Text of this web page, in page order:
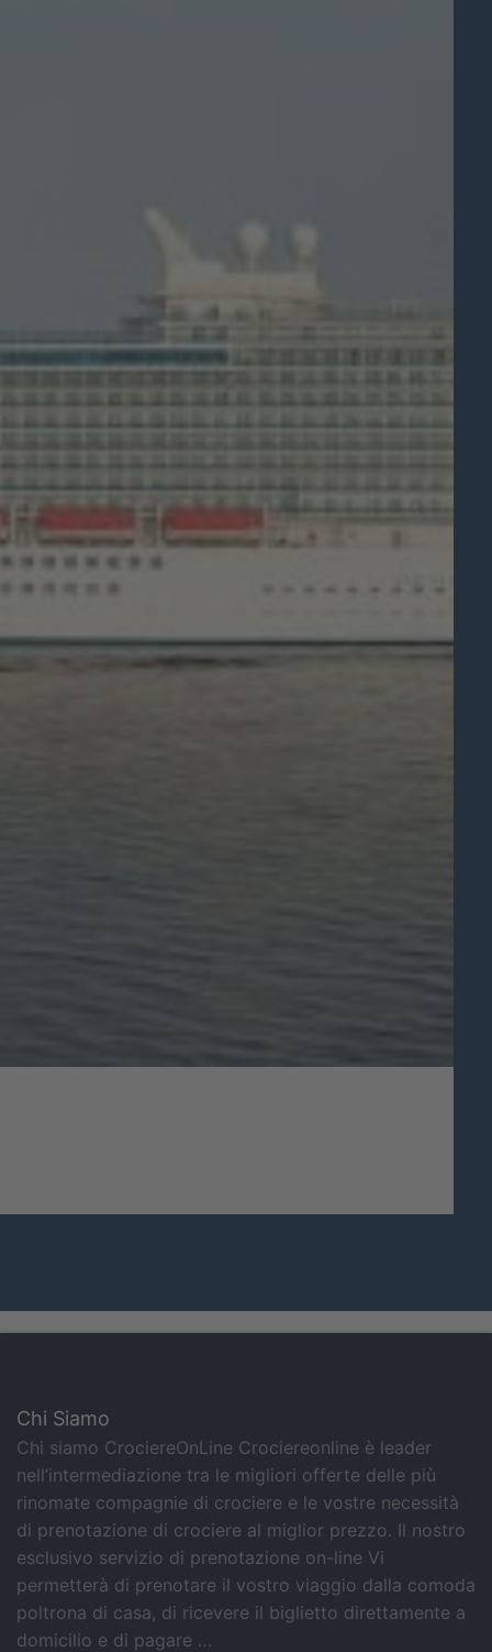
Chi Siamo
Chi siamo CrociereOnLine Crociereonline è leader
nell’intermediazione tra le migliori offerte delle più
rinomate compagnie di crociere e le vostre necessità
di prenotazione di crociere al miglior prezzo. Il nostro
esclusivo servizio di prenotazione on-line Vi
permetterà di prenotare il vostro viaggio dalla comoda
poltrona di casa, di ricevere il biglietto direttamente a
domicilio e di pagare …